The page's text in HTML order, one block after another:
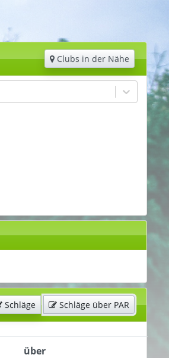
Clubs in der Nähe
Schläge Schläge über PAR
über